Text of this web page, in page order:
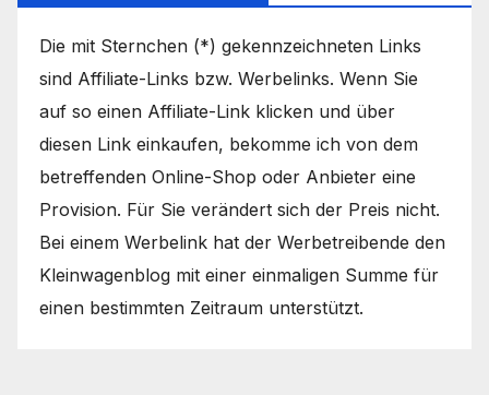
Die mit Sternchen (*) gekennzeichneten Links
sind Affiliate-Links bzw. Werbelinks. Wenn Sie
auf so einen Affiliate-Link klicken und über
diesen Link einkaufen, bekomme ich von dem
betreffenden Online-Shop oder Anbieter eine
Provision. Für Sie verändert sich der Preis nicht.
Bei einem Werbelink hat der Werbetreibende den
Kleinwagenblog mit einer einmaligen Summe für
einen bestimmten Zeitraum unterstützt.